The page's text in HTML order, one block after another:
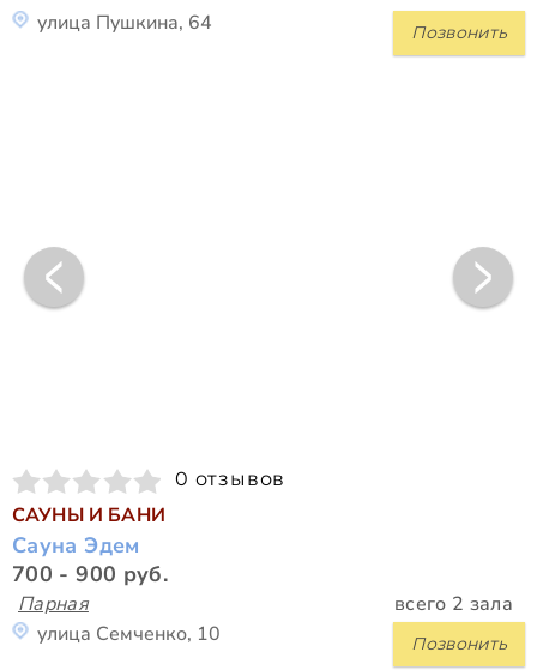
Позвонить
улица Пушкина, 64
0 отзывов
САУНЫ И БАНИ
Сауна Эдем
700 - 900 руб.
Парная всего 2 зала
Позвонить
улица Семченко, 10